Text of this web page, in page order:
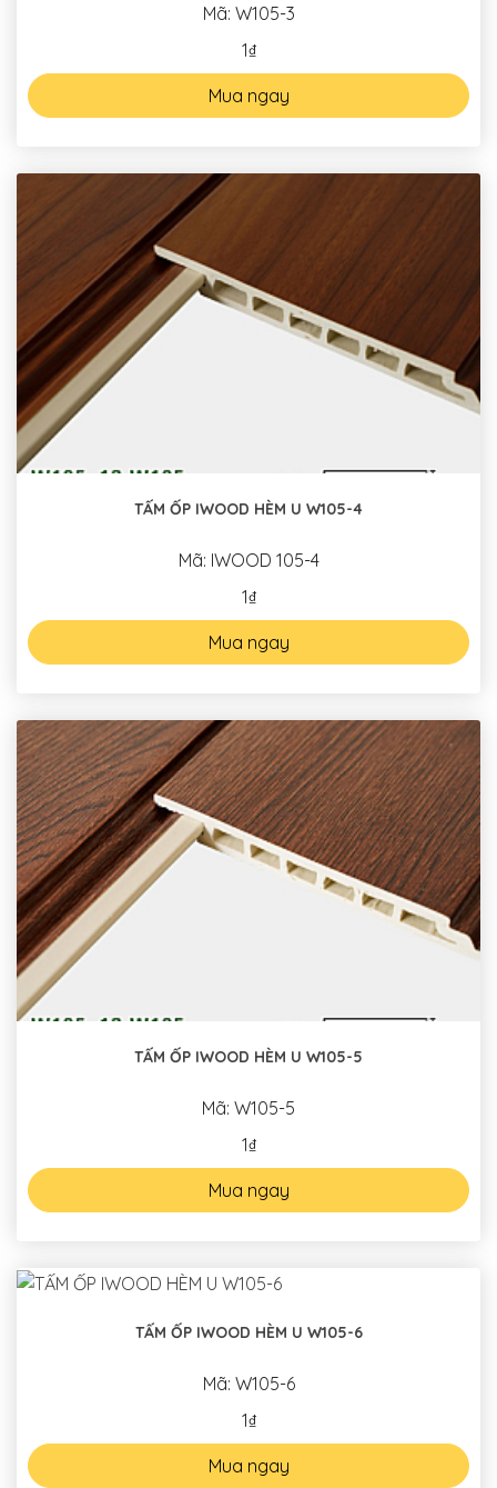
Mã: W105-3
1₫
Mua ngay
TẤM ỐP IWOOD HÈM U W105-4
Mã: IWOOD 105-4
1₫
Mua ngay
TẤM ỐP IWOOD HÈM U W105-5
Mã: W105-5
1₫
Mua ngay
TẤM ỐP IWOOD HÈM U W105-6
Mã: W105-6
1₫
Mua ngay